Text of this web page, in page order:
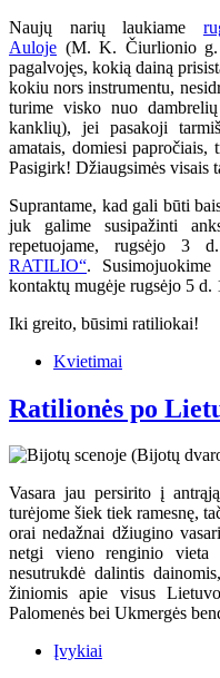
Naujų narių laukiame
Auloje (M. K. Čiurlionio g.
pagalvojęs, kokią dainą
kokiu nors instrumentu,
turime visko nuo
kanklių), jei pasakoji
amatais, domiesi
Pasigirk! Džiaugsimės visais
Suprantame, kad gali būti
juk galime susipažinti
repetuojame, rugsėjo 3
RATILIO“.
kontaktų mugėje rugsėjo 5
Iki greito, būsimi ratiliokai!
Kvietimai
Ratilionės po
Vasara jau persirito į
turėjome šiek tiek ramesnę,
orai nedažnai džiugino
netgi vieno renginio vieta
nesutrukdė dalintis
žiniomis apie visus
Palomenės bei Ukmergės
Įvykiai